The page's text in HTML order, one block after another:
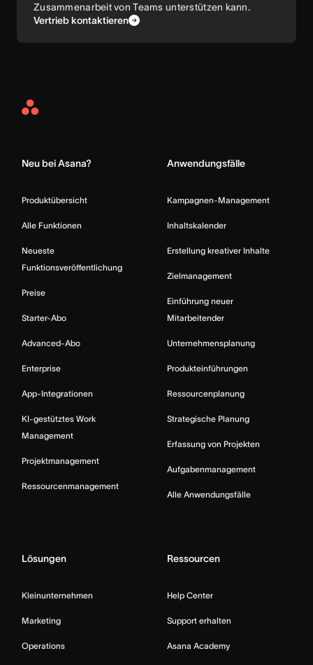
Zusammenarbeit von Teams unterstützen kann.
Vertrieb kontaktieren
Asana
Neu bei Asana?
Produktübersicht
Alle Funktionen
Neueste
Funktionsveröffentlichung
Preise
Starter-Abo
Advanced-Abo
Enterprise
App-Integrationen
KI-gestütztes Work
Management
Projektmanagement
Ressourcenmanagement
Anwendungsfälle
Kampagnen-Management
Inhaltskalender
Erstellung kreativer Inhalte
Zielmanagement
Einführung neuer
Mitarbeitender
Unternehmensplanung
Produkteinführungen
Ressourcenplanung
Strategische Planung
Erfassung von Projekten
Aufgabenmanagement
Alle Anwendungsfälle
Lösungen
Kleinunternehmen
Marketing
Operations
Ressourcen
Help Center
Support erhalten
Asana Academy